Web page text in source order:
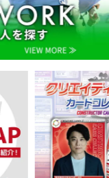
グ
を
む
ク
リ
ラ
ン
MAP